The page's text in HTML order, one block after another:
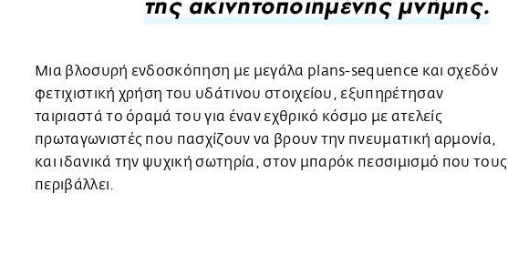
της ακινητοποιημένης μνήμης.
Μια βλοσυρή ενδοσκόπηση με μεγάλα plans-sequence και σχεδόν
φετιχιστική χρήση του υδάτινου στοιχείου, εξυπηρέτησαν
ταιριαστά το όραμά του για έναν εχθρικό κόσμο με ατελείς
πρωταγωνιστές που πασχίζουν να βρουν την πνευματική αρμονία,
και ιδανικά την ψυχική σωτηρία, στον μπαρόκ πεσσιμισμό που τους
περιβάλλει.